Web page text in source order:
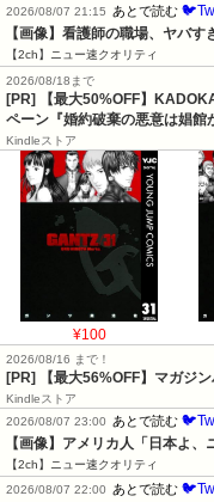
2026/08/07 21:15
あとで読む
【画像】看護師の職場、ヤバ
【2ch】ニュー速クオリティ
2026/08/18まで
[PR] 【最大50%OFF】
ペーン『婚約破棄の悪意は娼館
Kindleストア
¥100
2026/08/16 まで！
[PR] 【最大56%OFF】マガジ
Kindleストア
2026/08/07 23:00 あとで読む
【画像】アメリカ人「日本よ
【2ch】ニュー速クオリティ
2026/08/07 22:00 あとで読む